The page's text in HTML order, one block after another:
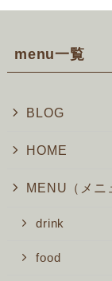
menu一覧
BLOG
HOME
MENU（メニ
drink
food